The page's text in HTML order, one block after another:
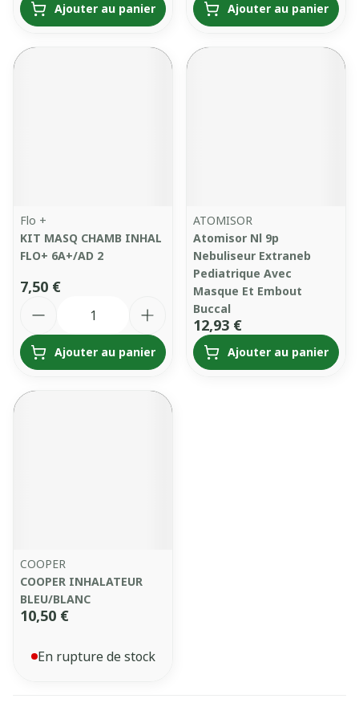
Ajouter au panier Ajouter au panier
Flo +
KIT MASQ CHAMB INHAL
FLO+ 6A+/AD 2
7,50 €
Ajouter au panier
ATOMISOR
Atomisor Nl 9p
Nebuliseur Extraneb
Pediatrique Avec
Masque Et Embout
Buccal
12,93 €
Ajouter au panier
COOPER
COOPER INHALATEUR
BLEU/BLANC
10,50 €
En rupture de stock